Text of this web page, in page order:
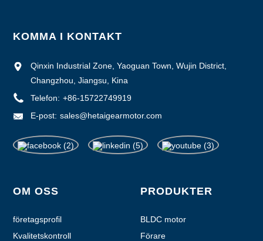
KOMMA I KONTAKT
Qinxin Industrial Zone, Yaoguan Town, Wujin District,
Changzhou, Jiangsu, Kina
Telefon: +86-15722749919
E-post: sales@hetaigearmotor.com
OM OSS
företagsprofil
Kvalitetskontroll
PRODUKTER
BLDC motor
Förare